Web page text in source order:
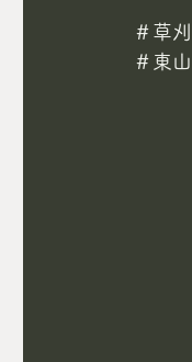
＃草
＃東